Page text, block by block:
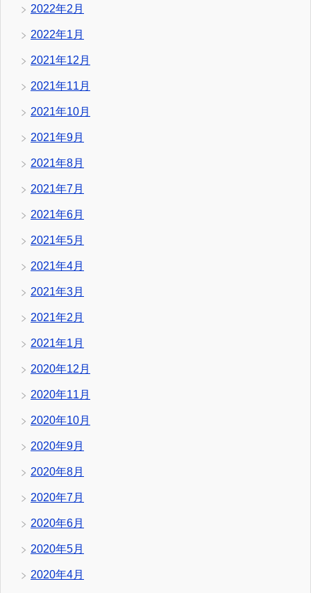
2022年2月
2022年1月
2021年12月
2021年11月
2021年10月
2021年9月
2021年8月
2021年7月
2021年6月
2021年5月
2021年4月
2021年3月
2021年2月
2021年1月
2020年12月
2020年11月
2020年10月
2020年9月
2020年8月
2020年7月
2020年6月
2020年5月
2020年4月